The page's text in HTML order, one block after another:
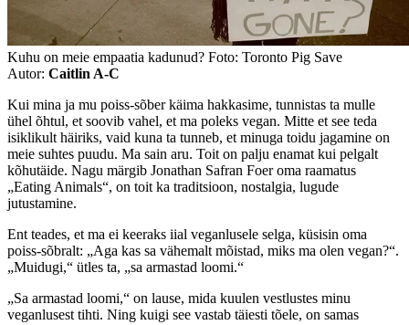
Kuhu on meie empaatia kadunud? Foto: Toronto Pig Save
Autor: Caitlin A-C
Kui mina ja mu poiss-sõber käima hakkasime, tunnistas ta mulle
ühel õhtul, et soovib vahel, et ma poleks vegan. Mitte et see teda
isiklikult häiriks, vaid kuna ta tunneb, et minuga toidu jagamine on
meie suhtes puudu. Ma sain aru. Toit on palju enamat kui pelgalt
kõhutäide. Nagu märgib Jonathan Safran Foer oma raamatus
„Eating Animals“, on toit ka traditsioon, nostalgia, lugude
jutustamine.
Ent teades, et ma ei keeraks iial veganlusele selga, küsisin oma
poiss-sõbralt: „Aga kas sa vähemalt mõistad, miks ma olen vegan?“.
„Muidugi,“ ütles ta, „sa armastad loomi.“
„Sa armastad loomi,“ on lause, mida kuulen vestlustes minu
veganlusest tihti. Ning kuigi see vastab täiesti tõele, on samas